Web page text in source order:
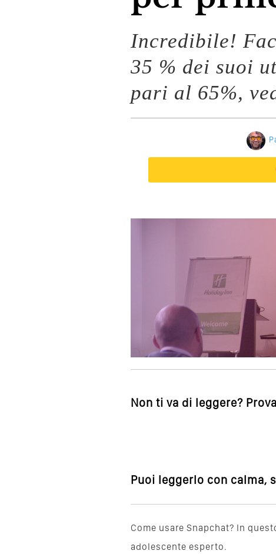
Incredibile!
35 % dei suoi
pari al 65%,
Non ti va di leggere?
Puoi leggerlo con calma,
Come usare Snapchat? In
adolescente esperto.